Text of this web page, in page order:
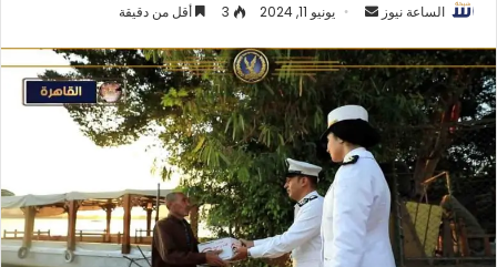
الساعة نيوز
أرسل
إلكترونيا
يونيو 11, 2024 3 أقل من دقيقة